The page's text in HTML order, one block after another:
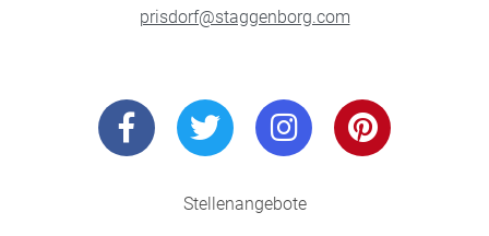
prisdorf@staggenborg.com
Stellenangebote